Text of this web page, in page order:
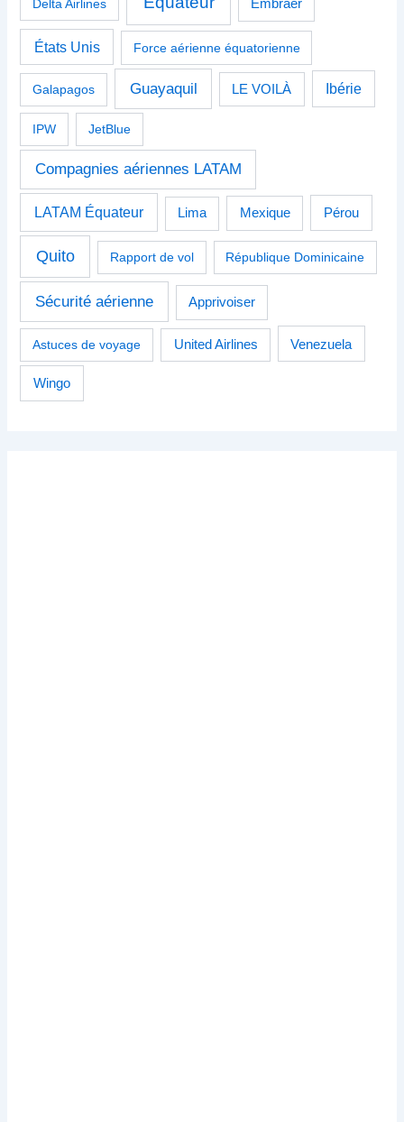
Delta Airlines Embraer
États Unis Force aérienne équatorienne
Galapagos Guayaquil LE VOILÀ Ibérie
IPW JetBlue
Compagnies aériennes LATAM
LATAM Équateur Lima Mexique Pérou
Quito Rapport de vol République Dominicaine
Sécurité aérienne Apprivoiser
Astuces de voyage United Airlines Venezuela
Wingo